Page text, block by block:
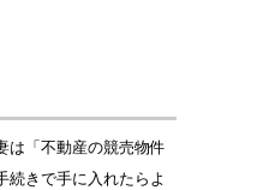
は「不動産の競売物件
続きで手に入れたらよ